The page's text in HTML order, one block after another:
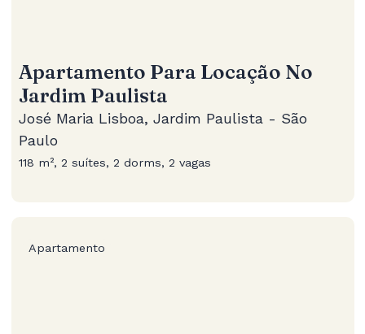
Apartamento Para Locação No
Jardim Paulista
José Maria Lisboa, Jardim Paulista - São
Paulo
118 m², 2 suítes, 2 dorms, 2 vagas
Apartamento